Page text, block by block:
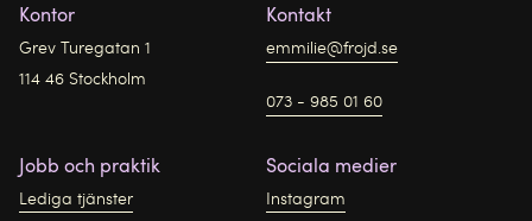
Kontor
Grev Turegatan 1
114 46 Stockholm
Kontakt
emmilie@frojd.se
073 - 985 01 60
Jobb och praktik
Lediga tjänster
Sociala medier
Instagram